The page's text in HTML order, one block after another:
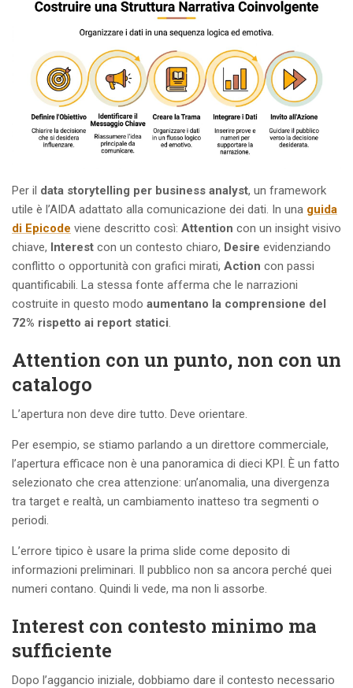
Per il data storytelling per business analyst, un framework
utile è l’AIDA adattato alla comunicazione dei dati. In una guida
di Epicode viene descritto così: Attention con un insight visivo
chiave, Interest con un contesto chiaro, Desire evidenziando
conflitto o opportunità con grafici mirati, Action con passi
quantificabili. La stessa fonte afferma che le narrazioni
costruite in questo modo aumentano la comprensione del
72% rispetto ai report statici.
Attention con un punto, non con un
catalogo
L’apertura non deve dire tutto. Deve orientare.
Per esempio, se stiamo parlando a un direttore commerciale,
l’apertura efficace non è una panoramica di dieci KPI. È un fatto
selezionato che crea attenzione: un’anomalia, una divergenza
tra target e realtà, un cambiamento inatteso tra segmenti o
periodi.
L’errore tipico è usare la prima slide come deposito di
informazioni preliminari. Il pubblico non sa ancora perché quei
numeri contano. Quindi li vede, ma non li assorbe.
Interest con contesto minimo ma
sufficiente
Dopo l’aggancio iniziale, dobbiamo dare il contesto necessario